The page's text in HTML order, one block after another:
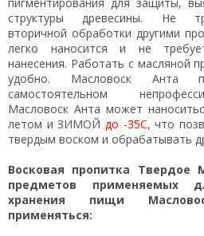
пигментирования для защиты,
структуры древесины. Не
вторичной обработки другими
легко наносится и не
нанесения. Работать с масляной
удобно. Масловоск Анта
самостоятельном
Масловоск Анта может
летом и ЗИМОЙ до -35С, что
твердым воском и обрабатывать
Восковая пропитка Твердое
предметов применяемых
хранения пищи
применяться: